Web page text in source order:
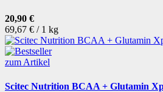
20,90 €
69,67 € / 1 kg
zum Artikel
Scitec Nutrition BCAA + Glutamin